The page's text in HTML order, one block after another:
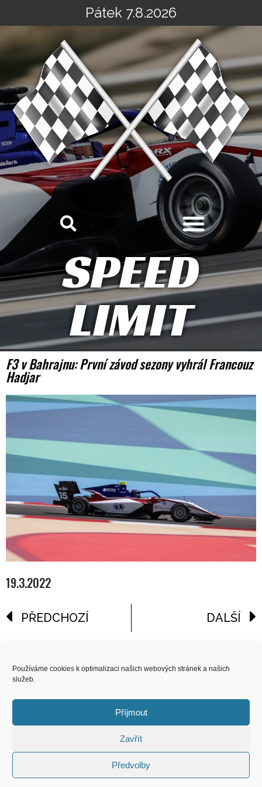
Používáme cookies k optimalizaci našich webových stránek a našich
služeb.
Příjmout
Zavřít
Předvolby
na
Pátek 7.8.2026
SPEED
LIMIT
F3 v Bahrajnu: První závod sezony vyhrál Francouz
Hadjar
19.3.2022
PŘEDCHOZÍ DALŠÍ
COPYRIGHT
© 2026 Speed Limit,
All Rights Reserved